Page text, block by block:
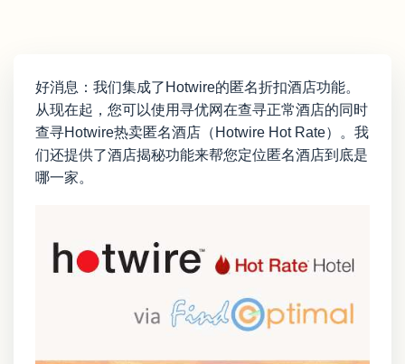
好消息：我们集成了Hotwire的匿名折扣酒店功能。
从现在起，您可以使用寻优网在查寻正常酒店的同时
查寻Hotwire热卖匿名酒店（Hotwire Hot Rate）。我
们还提供了酒店揭秘功能来帮您定位匿名酒店到底是
哪一家。